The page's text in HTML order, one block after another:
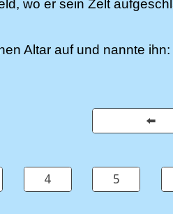
wo er sein Zelt
Altar auf und nannte
⬅️
4 5